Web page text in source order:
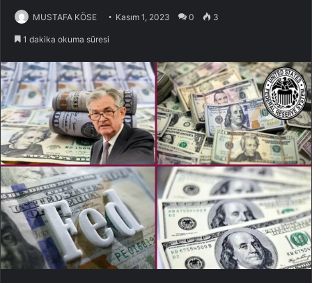
MUSTAFA KÖSE Kasım 1, 2023 0 3
1 dakika okuma süresi